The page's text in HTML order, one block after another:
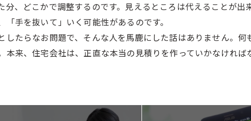
分、どこかで調整するのです。見えるところは代えることが
手を抜いて」いく可能性があるのです。
したらなお問題で、そんな人を馬鹿にした話はありません。
来、住宅会社は、正直な本当の見積りを作っていかなければ